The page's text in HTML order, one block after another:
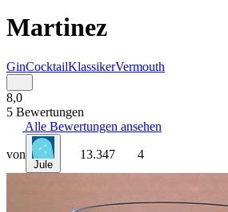
Martinez
GinCocktailKlassikerVermouth
8,0
5 Bewertungen
Alle Bewertungen ansehen
von
Jule
13.347 4